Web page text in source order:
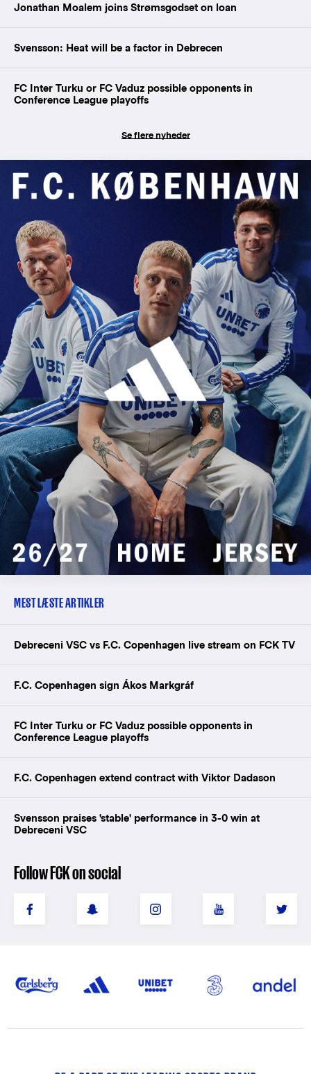
Jonathan Moalem joins Strømsgodset on loan
Svensson: Heat will be a factor in Debrecen
FC Inter Turku or FC Vaduz possible opponents in
Conference League playoffs
Se flere nyheder
MEST LÆSTE ARTIKLER
Debreceni VSC vs F.C. Copenhagen live stream on FCK TV
F.C. Copenhagen sign Ákos Markgráf
FC Inter Turku or FC Vaduz possible opponents in
Conference League playoffs
F.C. Copenhagen extend contract with Viktor Dadason
Svensson praises 'stable' performance in 3-0 win at
Debreceni VSC
Follow FCK on social